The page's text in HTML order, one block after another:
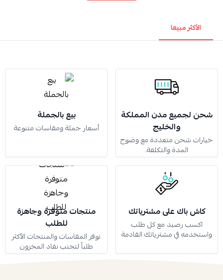
الأكثر مبيعا
شحن لجميع مدن المملكة
والخليج
خيارات شحن متعددة مع وضوح
المدة والتكلفة.
بيع بالجملة
أسعار جملة ومقاسات متنوعة
كاش باك على مشترياتك
اكسب رصيد مع كل طلب
واستخدمه في مشترياتك القادمة
منتجات متوفرة وجاهزة
للطلب
نوفر المقاسات والمنتجات الأكثر
طلباً لتجنب نفاد المخزون